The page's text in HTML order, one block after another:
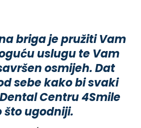
briga je pružiti Vam
uslugu te Vam
osmijeh. Dat
sebe kako bi svaki
Centru 4Smile
što ugodniji.